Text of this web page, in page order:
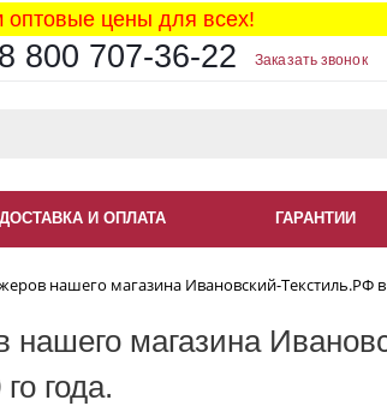
цены для всех!
8 800 707-36-22 Заказать звонок
ДОСТАВКА И ОПЛАТА ГАРАНТИИ
нашего магазина Ивановский-Текстиль.РФ
магазина
года.